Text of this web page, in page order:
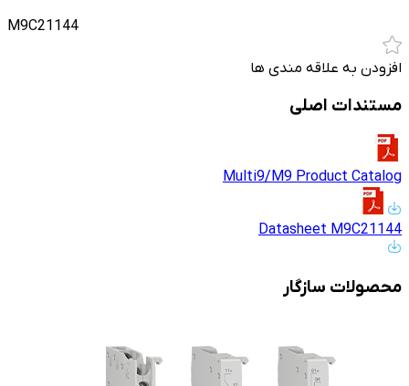
M9C21144
افزودن به علاقه مندی ها
مستندات اصلی
Multi9/M9 Product Catalog
Datasheet M9C21144
محصولات سازگار